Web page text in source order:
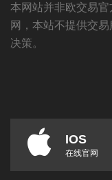
本网站并非欧交易
网，本站不提供交
决策。
IOS
在线官网